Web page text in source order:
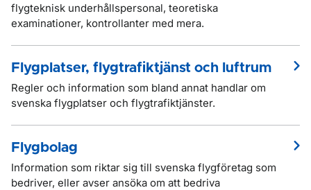
flygteknisk underhållspersonal, teoretiska
examinationer, kontrollanter med mera.
Flygplatser, flygtrafiktjänst och luftrum
Regler och information som bland annat handlar om
svenska flygplatser och flygtrafiktjänster.
Flygbolag
Information som riktar sig till svenska flygföretag som
bedriver, eller avser ansöka om att bedriva